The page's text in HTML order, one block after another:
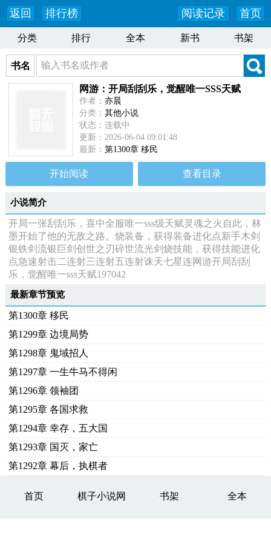
返回 排行榜 首页
阅读记录
分类 排行 全本 新书 书架
书名
网游：开局刮刮乐，觉醒唯一SSS天赋
作者： 亦晨
分类： 其他小说
状态：连载中
更新：2026-06-04 09:01:48
最新： 第1300章 移民
开始阅读 查看目录
小说简介
开局一张刮刮乐，喜中全服唯一sss级天赋灵魂之火自此，林
墨开始了他的无敌之路。烧装备，获得装备进化点新手木剑
银铁剑流银巨剑创世之刃碎世流光剑烧技能，获得技能进化
点急速射击二连射三连射五连射诛天七星连网游开局刮刮
乐，觉醒唯一sss天赋197042
最新章节预览
第1300章 移民
第1299章 边境局势
第1298章 鬼域招人
第1297章 一生牛马不得闲
第1296章 领袖团
第1295章 各国求救
第1294章 幸存，五大国
第1293章 国灭，家亡
第1292章 幕后，执棋者
首页 棋子小说网 书架 全本